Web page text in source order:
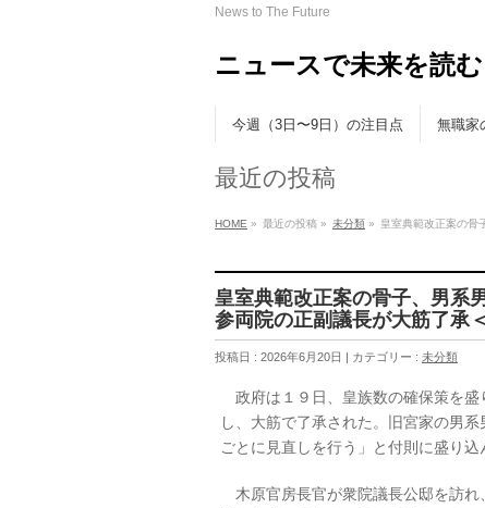
News to The Future
ニュースで未来を読む
今週（3日〜9日）の注目点 無職家
最近の投稿
HOME » 最近の投稿 » 未分類 » 皇室典範改正案の骨
皇室典範改正案の骨子、男系
参両院の正副議長が大筋了承
投稿日 : 2026年6月20日 | カテゴリー : 未分類
政府は１９日、皇族数の確保策を盛
し、大筋で了承された。旧宮家の男
ごとに見直しを行う」と付則に盛り込
木原官房長官が衆院議長公邸を訪れ